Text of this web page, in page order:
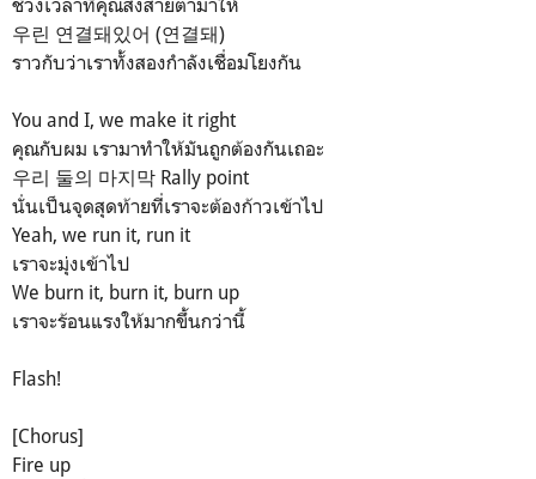
ช่วงเวลาที่คุณส่งสายตามาให้
우린 연결돼있어 (연결돼)
ราวกับว่าเราทั้งสองกำลังเชื่อมโยงกัน
You and I, we make it right
คุณกับผม เรามาทำให้มันถูกต้องกันเถอะ
우리 둘의 마지막 Rally point
นั่นเป็นจุดสุดท้ายที่เราจะต้องก้าวเข้าไป
Yeah, we run it, run it
เราจะมุ่งเข้าไป
We burn it, burn it, burn up
เราจะร้อนแรงให้มากขึ้นกว่านี้
Flash!
[Chorus]
Fire up